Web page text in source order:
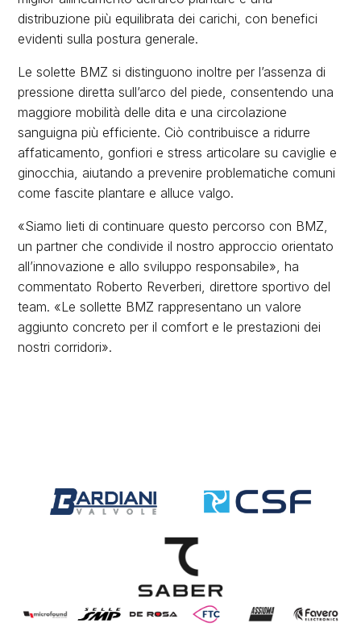
distribuzione più equilibrata dei carichi, con benefici
evidenti sulla postura generale.
Le solette BMZ si distinguono inoltre per l’assenza di
pressione diretta sull’arco del piede, consentendo una
maggiore mobilità delle dita e una circolazione
sanguigna più efficiente. Ciò contribuisce a ridurre
affaticamento, gonfiori e stress articolare su caviglie e
ginocchia, aiutando a prevenire problematiche comuni
come fascite plantare e alluce valgo.
«Siamo lieti di continuare questo percorso con BMZ,
un partner che condivide il nostro approccio orientato
all’innovazione e allo sviluppo responsabile», ha
commentato Roberto Reverberi, direttore sportivo del
team. «Le sollette BMZ rappresentano un valore
aggiunto concreto per il comfort e le prestazioni dei
nostri corridori».